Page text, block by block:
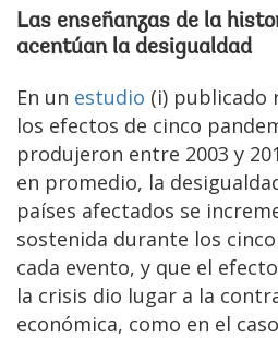
Las enseñanzas de la
acentúan la desigualdad
En un estudio (i) publicado
los efectos de cinco
produjeron entre 2003 y
en promedio, la
países afectados se
sostenida durante los
cada evento, y que el
la crisis dio lugar a la
económica, como en el caso